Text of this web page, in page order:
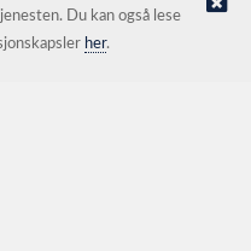
levert av Kréatif
Du kan også lese
her.